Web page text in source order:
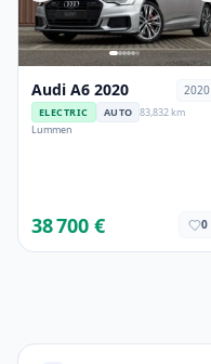
Audi A6 2020 2020
ELECTRIC AUTO 83,832 km
Lummen
38 700 € 0